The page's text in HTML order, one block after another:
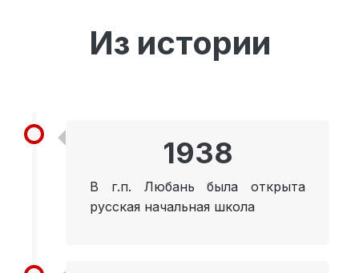
Из истории
1938
В г.п. Любань была открыта
русская начальная школа